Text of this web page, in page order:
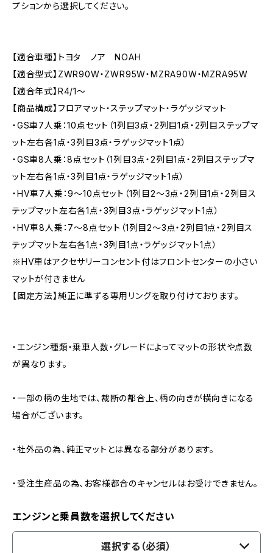
プションから選択してください。
【適合車種】トヨタ ノア NOAH
【適合型式】ZWR90W・ZWR95W・MZRA90W・MZRA95W
【適合年式】R4/1〜
【商品構成】フロアマット・ステップマット・ラゲッジマット
・GS車7人乗：10点セット（1列目3点・2列目1点・2列目ステップマ
ット左右各1点・3列目3点・ラゲッジマット1点）
・GS車8人乗：8点セット（1列目3点・2列目1点・2列目ステップマ
ット左右各1点・3列目1点・ラゲッジマット1点）
・HV車7人乗：9～10点セット（1列目2〜3点・2列目1点・2列目ス
テップマット左右各1点・3列目3点・ラゲッジマット1点）
・HV車8人乗：7～8点セット（1列目2〜3点・2列目1点・2列目ス
テップマット左右各1点・3列目1点・ラゲッジマット1点）
※HV車はアクセサリーコンセント付はフロントセンターの小さい
マットが付きません
【固定方法】純正に準ずる専用リングを取り付けております。
・エンジン種類・乗車人数・グレードによってマットの形状や点数
が異なります。
・一部の柄の生地では、裁断の都合上、柄の向きが横向きになる
場合がございます。
・社外品の為、純正マットとは異なる部分があります。
・受注生産品の為、お客様都合のキャンセルはお受けできません。
エンジンと乗員数を選択してください
選択する（必須）